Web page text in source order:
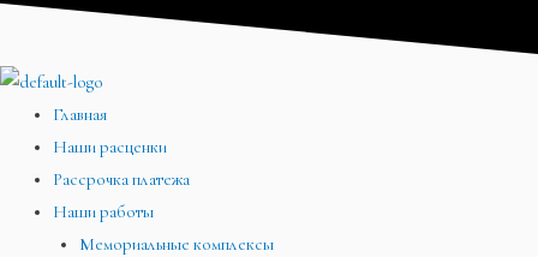
Перейти
содержимому
Главная
Наши расценки
Рассрочка платежа
Наши работы
Мемориальные комплексы